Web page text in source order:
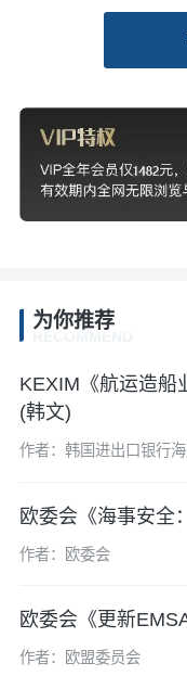
为你推荐
KEXIM《航运造船
(韩文)
作者：韩国进出口银行海
欧委会《海事安全
作者：欧委会
欧委会《更新
作者：欧盟委员会